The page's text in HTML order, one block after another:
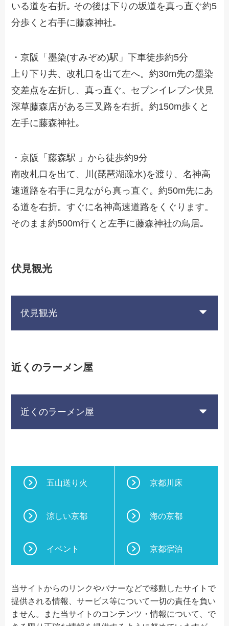
いる道を右折｡ その後は下りの坂道を真っ直ぐ約5
分歩くと右手に藤森神社｡
・京阪「墨染(すみぞめ)駅」下車徒歩約5分
上り下り共、改札口を出て左へ。約30m先の墨染
交差点を左折し、真っ直ぐ。セブンイレブン伏見
深草藤森店がある三叉路を右折。約150m歩くと
左手に藤森神社｡
・京阪「藤森駅 」から徒歩約9分
南改札口を出て、川(琵琶湖疏水)を渡り、名神高
速道路を右手に見ながら真っ直ぐ。約50m先にあ
る道を右折。すぐに名神高速道路をくぐります。
そのまま約500m行くと左手に藤森神社の鳥居｡
伏見観光
伏見観光
近くのラーメン屋
近くのラーメン屋
五山送り火 京都川床
涼しい京都 海の京都
イベント 京都宿泊
当サイトからのリンクやバナーなどで移動したサイトで
提供される情報、サービス等について一切の責任を負い
ません。また当サイトのコンテンツ・情報について、で